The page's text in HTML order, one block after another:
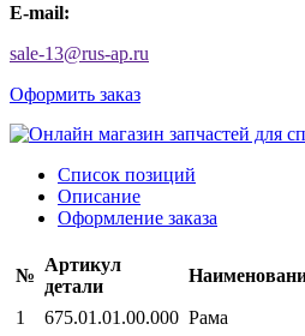
E-mail:
sale-13@rus-ap.ru
Оформить заказ
Список позиций
Описание
Оформление заказа
№
Артикул
детали
1 675.01.01.00.000 Рама